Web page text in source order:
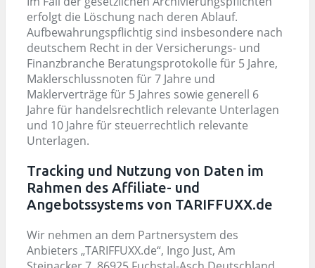
erfolgt die Löschung nach deren Ablauf.
Aufbewahrungspflichtig sind insbesondere nach
deutschem Recht in der Versicherungs- und
Finanzbranche Beratungsprotokolle für 5 Jahre,
Maklerschlussnoten für 7 Jahre und
Maklerverträge für 5 Jahres sowie generell 6
Jahre für handelsrechtlich relevante Unterlagen
und 10 Jahre für steuerrechtlich relevante
Unterlagen.
Tracking und Nutzung von Daten im
Rahmen des Affiliate- und
Angebotssystems von TARIFFUXX.de
Wir nehmen an dem Partnersystem des
Anbieters „TARIFFUXX.de“, Ingo Just, Am